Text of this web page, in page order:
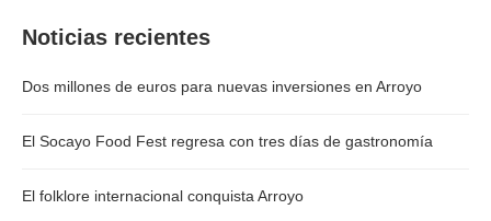
Noticias recientes
Dos millones de euros para nuevas inversiones en Arroyo
El Socayo Food Fest regresa con tres días de gastronomía
El folklore internacional conquista Arroyo